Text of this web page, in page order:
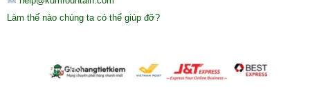
Làm thế nào chúng ta có thể giúp đỡ?